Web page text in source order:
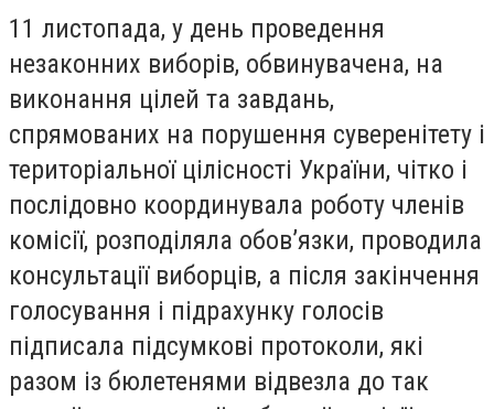
11 листопада, у день проведення
незаконних виборів, обвинувачена, на
виконання цілей та завдань,
спрямованих на порушення суверенітету і
територіальної цілісності України, чітко і
послідовно координувала роботу членів
комісії, розподіляла обов’язки, проводила
консультації виборців, а після закінчення
голосування і підрахунку голосів
підписала підсумкові протоколи, які
разом із бюлетенями відвезла до так